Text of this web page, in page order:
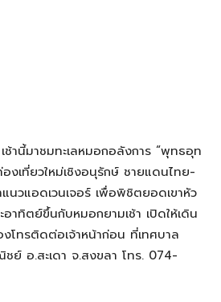
ช้านี้มาชมทะเลหมอกอลังการ “พุทธอุท
องเที่ยวใหม่เชิงอนุรักษ์ ชายแดนไทย-
แนวแอดเวนเจอร์ เพื่อพิชิตยอดเขาหัว
าทิตย์ขึ้นกับหมอกยามเช้า เปิดให้เดิน
โทรติดต่อเจ้าหน้าก่อน ที่เทศบาล
ย์ อ.สะเดา จ.สงขลา โทร. 074-